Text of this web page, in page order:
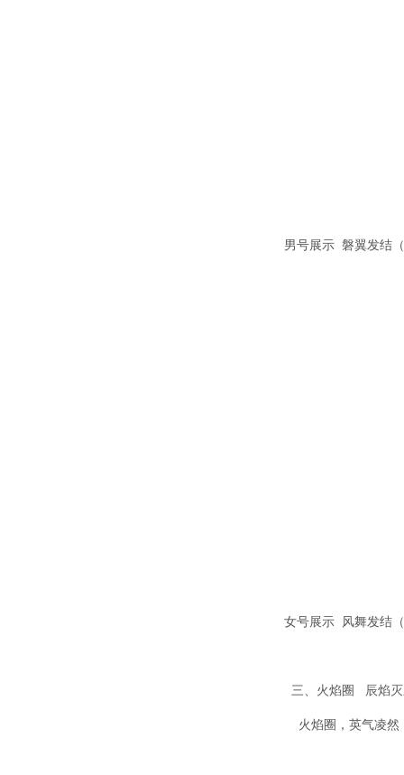
男号展示 磐翼发结
女号展示 风舞发结
三、火焰圈 辰焰
火焰圈，英气凌然